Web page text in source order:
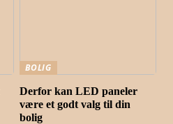
BOLIG
Derfor kan LED paneler
være et godt valg til din
bolig